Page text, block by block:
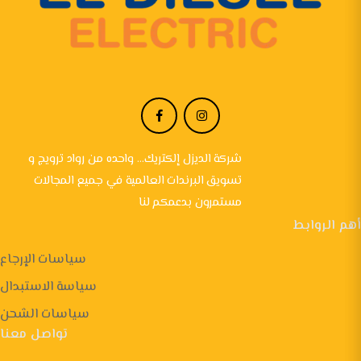
شركة الديزل إلكتريك... واحده من رواد ترويج و
تسويق البرندات العالمية في جميع المجالات
مستمرون بدعمكم لنا
أهم الروابط
سياسات الإرجاع
سياسة الاستبدال
سياسات الشحن
تواصل معنا